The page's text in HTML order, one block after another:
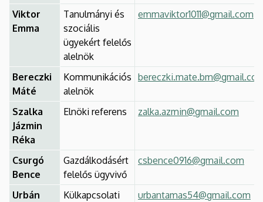
Viktor
Emma
Tanulmányi és
szociális
ügyekért felelős
alelnök
emmaviktor1011@gmail.com
Bereczki
Máté
Kommunikációs
alelnök
Szalka
Jázmin
Réka
Elnöki referens zalka.azmin@gmail.com
Csurgó
Bence
Gazdálkodásért
felelős ügyvivő
csbence0916@gmail.com
Urbán
Külkapcsolati
urbantamas54@gmail.com